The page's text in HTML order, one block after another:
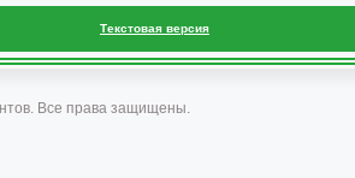
Текстовая версия
Все права защищены.